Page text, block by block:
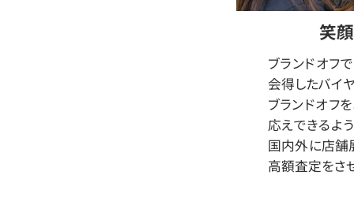
笑
ブランドオフ
会得したバイ
ブランドオフ
応えできるよ
国内外に店舗
高額査定をさ